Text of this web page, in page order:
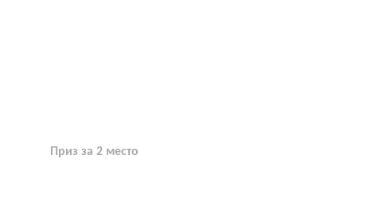
Приз за 2 место